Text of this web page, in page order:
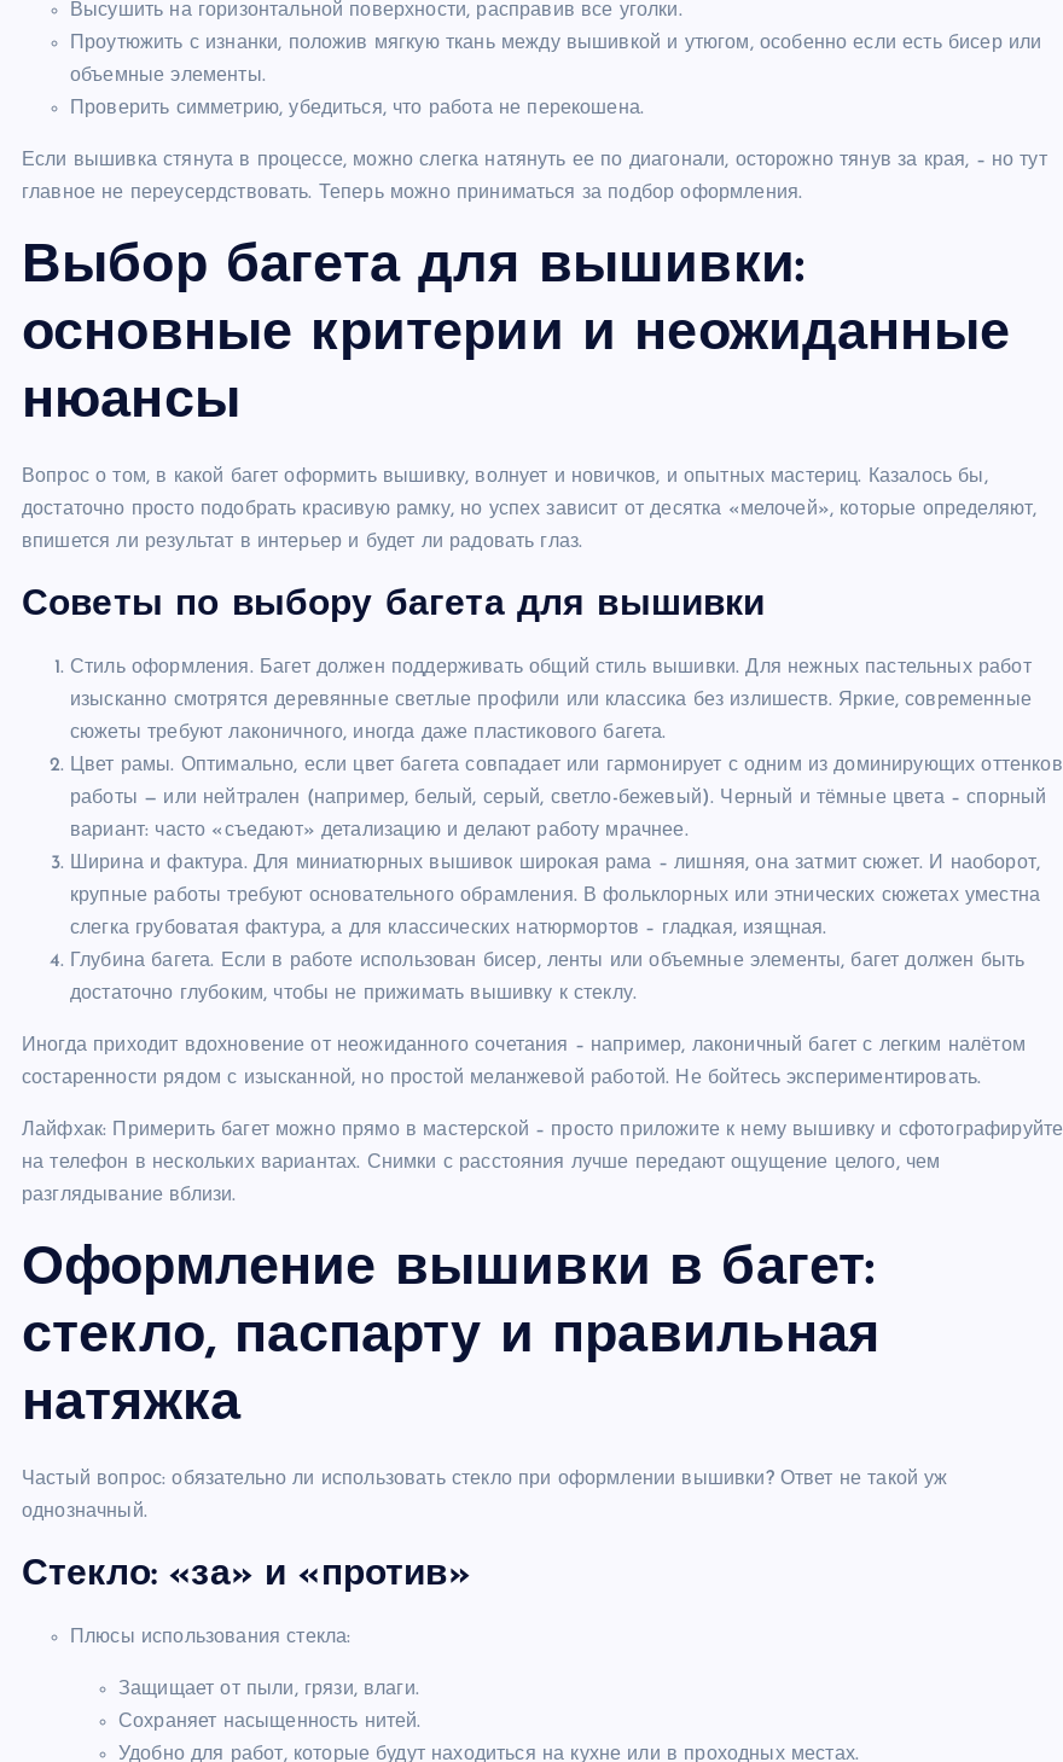
Высушить на горизонтальной поверхности, расправив все уголки.
Проутюжить с изнанки, положив мягкую ткань между вышивкой и утюгом, особенно если есть бисер или
объемные элементы.
Проверить симметрию, убедиться, что работа не перекошена.
Если вышивка стянута в процессе, можно слегка натянуть ее по диагонали, осторожно тянув за края, – но тут
главное не переусердствовать. Теперь можно приниматься за подбор оформления.
Выбор багета для вышивки:
основные критерии и неожиданные
нюансы
Вопрос о том, в какой багет оформить вышивку, волнует и новичков, и опытных мастериц. Казалось бы,
достаточно просто подобрать красивую рамку, но успех зависит от десятка «мелочей», которые определяют,
впишется ли результат в интерьер и будет ли радовать глаз.
Советы по выбору багета для вышивки
Стиль оформления. Багет должен поддерживать общий стиль вышивки. Для нежных пастельных работ
изысканно смотрятся деревянные светлые профили или классика без излишеств. Яркие, современные
сюжеты требуют лаконичного, иногда даже пластикового багета.
Цвет рамы. Оптимально, если цвет багета совпадает или гармонирует с одним из доминирующих оттенков
работы — или нейтрален (например, белый, серый, светло-бежевый). Черный и тёмные цвета – спорный
вариант: часто «съедают» детализацию и делают работу мрачнее.
Ширина и фактура. Для миниатюрных вышивок широкая рама – лишняя, она затмит сюжет. И наоборот,
крупные работы требуют основательного обрамления. В фольклорных или этнических сюжетах уместна
слегка грубоватая фактура, а для классических натюрмортов – гладкая, изящная.
Глубина багета. Если в работе использован бисер, ленты или объемные элементы, багет должен быть
достаточно глубоким, чтобы не прижимать вышивку к стеклу.
Иногда приходит вдохновение от неожиданного сочетания – например, лаконичный багет с легким налётом
состаренности рядом с изысканной, но простой меланжевой работой. Не бойтесь экспериментировать.
Лайфхак: Примерить багет можно прямо в мастерской – просто приложите к нему вышивку и сфотографируйте
на телефон в нескольких вариантах. Снимки с расстояния лучше передают ощущение целого, чем
разглядывание вблизи.
Оформление вышивки в багет:
стекло, паспарту и правильная
натяжка
Частый вопрос: обязательно ли использовать стекло при оформлении вышивки? Ответ не такой уж
однозначный.
Стекло: «за» и «против»
Плюсы использования стекла:
Защищает от пыли, грязи, влаги.
Сохраняет насыщенность нитей.
Удобно для работ, которые будут находиться на кухне или в проходных местах.